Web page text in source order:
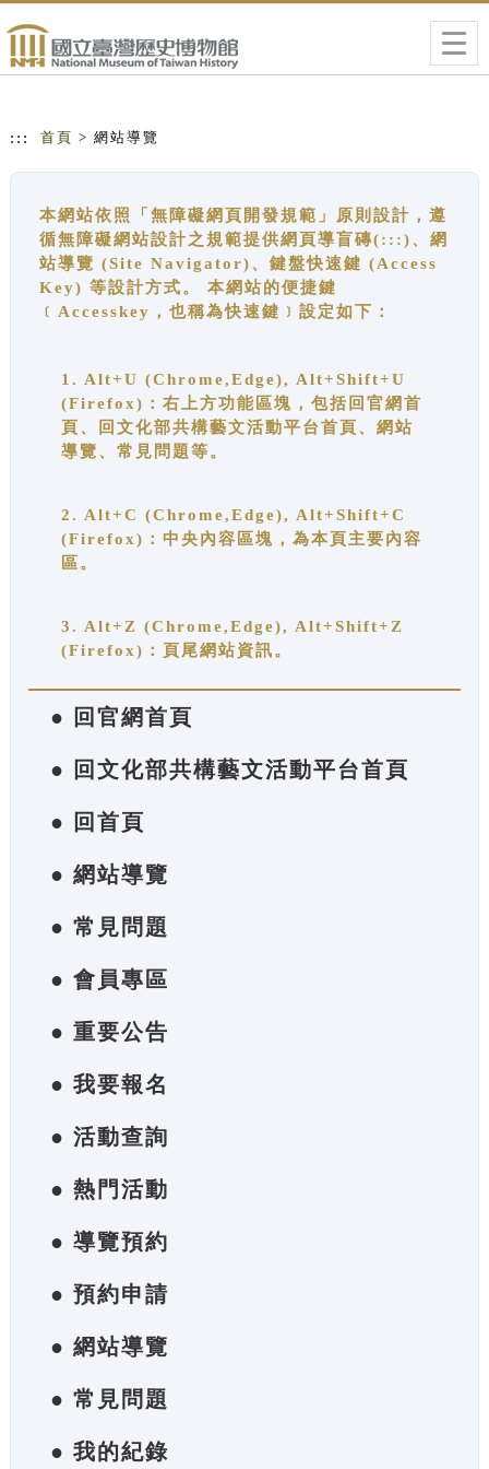
::: 首頁 > 網站導覽
本網站依照「無障礙網頁開發規範」原則設計，遵
循無障礙網站設計之規範提供網頁導盲磚(:::)、網
站導覽 (Site Navigator)、鍵盤快速鍵 (Access
Key) 等設計方式。 本網站的便捷鍵
﹝Accesskey，也稱為快速鍵﹞設定如下：
1. Alt+U (Chrome,Edge), Alt+Shift+U
(Firefox)：右上方功能區塊，包括回官網首
頁、回文化部共構藝文活動平台首頁、網站
導覽、常見問題等。
2. Alt+C (Chrome,Edge), Alt+Shift+C
(Firefox)：中央內容區塊，為本頁主要內容
區。
3. Alt+Z (Chrome,Edge), Alt+Shift+Z
(Firefox)：頁尾網站資訊。
● 回官網首頁
● 回文化部共構藝文活動平台首頁
● 回首頁
● 網站導覽
● 常見問題
● 會員專區
● 重要公告
● 我要報名
● 活動查詢
● 熱門活動
● 導覽預約
● 預約申請
● 網站導覽
● 常見問題
● 我的紀錄